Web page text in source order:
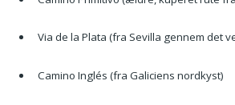
Via de la Plata (fra Sevilla gennem det
Camino Inglés (fra Galiciens nordkyst)